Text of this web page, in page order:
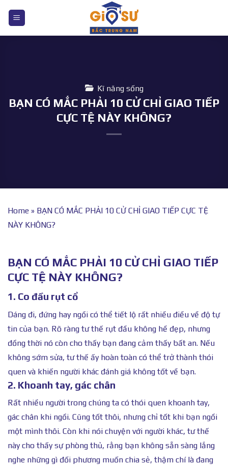
nội
Kĩ năng sống
BẠN CÓ MẮC PHẢI 10 CỬ CHỈ GIAO TIẾP
CỰC TỆ NÀY KHÔNG?
Home » BẠN CÓ MẮC PHẢI 10 CỬ CHỈ GIAO TIẾP CỰC TỆ
NÀY KHÔNG?
BẠN CÓ MẮC PHẢI 10 CỬ CHỈ GIAO TIẾP
CỰC TỆ NÀY KHÔNG?
1. Co đầu rụt cổ
Dáng đi, đứng hay ngồi có thể tiết lộ rất nhiều điều về độ tự
tin của bạn. Rõ ràng tư thế rụt đầu không hề đẹp, nhưng
đồng thời nó còn cho thấy bạn đang cảm thấy bất an. Nếu
không sớm sửa, tư thế ấy hoàn toàn có thể trở thành thói
quen và khiến người khác đánh giá không tốt về bạn.
2. Khoanh tay, gác chân
Rất nhiều người trong chúng ta có thói quen khoanh tay,
gác chân khi ngồi. Cũng tốt thôi, nhưng chỉ tốt khi bạn ngồi
một mình thôi. Còn khi nói chuyện với người khác, tư thế
này cho thấy sự phòng thủ, rằng bạn không sẵn sàng lắng
nghe những gì đối phương muốn chia sẻ, thậm chí là đang